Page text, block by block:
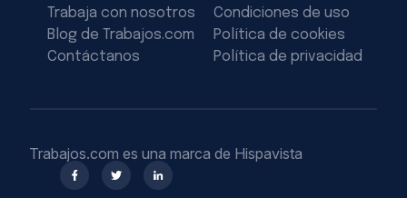
Trabaja con nosotros
Blog de Trabajos.com
Contáctanos
Condiciones de uso
Política de cookies
Política de privacidad
Trabajos.com es una marca de Hispavista